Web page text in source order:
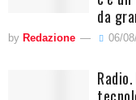
da
by Redazione 06/